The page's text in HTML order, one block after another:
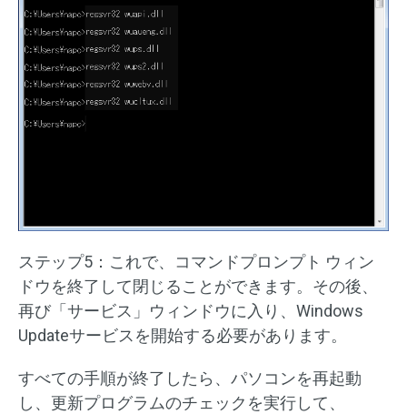
ステップ5：これで、コマンドプロンプト ウィン
ドウを終了して閉じることができます。その後、
再び「サービス」ウィンドウに入り、Windows
Updateサービスを開始する必要があります。
すべての手順が終了したら、パソコンを再起動
し、更新プログラムのチェックを実行して、